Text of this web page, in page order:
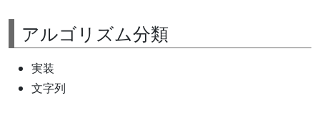
アルゴリズム分類
実装
文字列